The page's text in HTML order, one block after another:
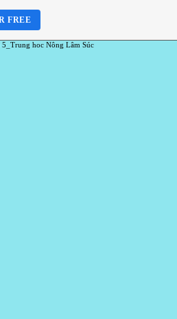
hoc Nông Lâm Súc
FREE